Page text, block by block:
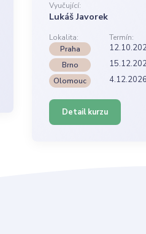
Vyučující:
Lukáš Javorek
Lokalita:
Termín:
Praha
Brno
Olomouc 4.12.2026
Detail kurzu